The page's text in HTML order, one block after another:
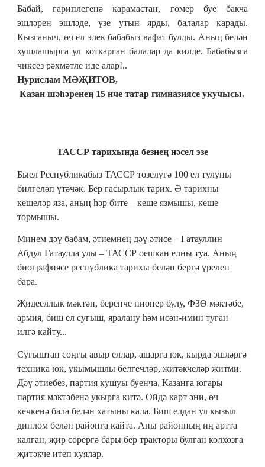
Бабай, гариплегенә карамастан, гомер буе бакча
эшләрен эшләде, үзе утын ярды, балалар карады.
Кызганыч, өч ел элек бабабыз вафат булды. Аның белән
хушлашырга ул коткарган балалар да килде. Бабабызга
чиксез рәхмәтле иде алар!..
Нурислам МӘҖИТОВ,
Казан шәһәренең 15 нче татар гимназиясе укучысы.
ТАССР тарихында безнең нәсел эзе
Быел Республикабыз ТАССР төзелүгә 100 ел тулуны
билгеләп үтәчәк. Бер гасырлык тарих. Ә тарихны
кешеләр яза, аның һәр бите ‒ кеше язмышы, кеше
тормышы.
Минем дәү бабам, әтиемнең дәү әтисе – Гатауллин
Абдул Гатаулла улы ‒ ТАССР оешкан елны туа. Аның
биографиясе республика тарихы белән бергә үрелеп
бара.
Җидееллык мәктәп, беренче пионер булу, ФЗӨ мәктәбе,
армия, биш ел сугыш, яралану һәм исән-имин туган
илгә кайту...
Сугыштан соңгы авыр еллар, ашарга юк, кырда эшләргә
техника юк, укымышлы белгечләр, җитәкчеләр җитми.
Дәү әтиебез, партия кушуы буенча, Казанга югары
партия мәктәбенә укырга китә. Өйдә карт әни, өч
кечкенә бала белән хатыны кала. Биш елдан ул кызыл
диплом белән районга кайта. Аны районның иң артта
калган, җир сөрергә бары бер тракторы булган колхозга
җитәкче итеп куялар.